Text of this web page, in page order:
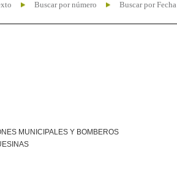
Buscar por número Buscar por Fecha
MUNICIPALES Y BOMBEROS